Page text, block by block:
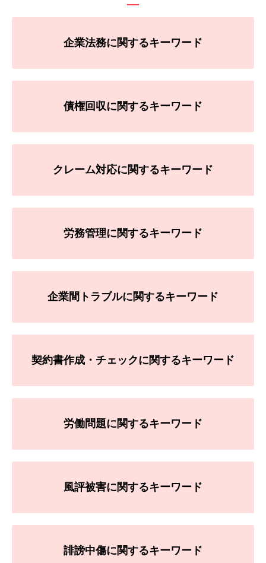
企業法務に関するキーワード
債権回収に関するキーワード
クレーム対応に関するキーワード
労務管理に関するキーワード
企業間トラブルに関するキーワード
契約書作成・チェックに関するキーワード
労働問題に関するキーワード
風評被害に関するキーワード
誹謗中傷に関するキーワード